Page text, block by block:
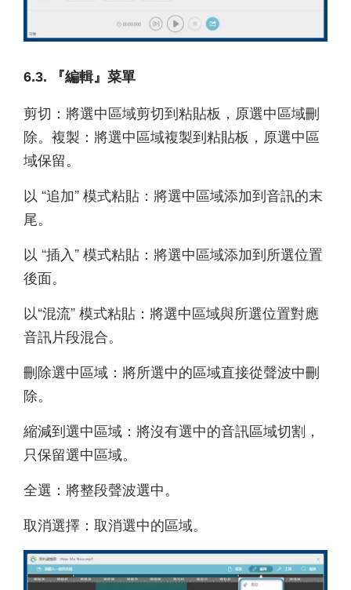
6.3. 『編輯』菜單
剪切：將選中區域剪切到粘貼板，原選中區域刪
除。複製：將選中區域複製到粘貼板，原選中區
域保留。
以 “追加” 模式粘貼：將選中區域添加到音訊的末
尾。
以 “插入” 模式粘貼：將選中區域添加到所選位置
後面。
以“混流” 模式粘貼：將選中區域與所選位置對應
音訊片段混合。
刪除選中區域：將所選中的區域直接從聲波中刪
除。
縮減到選中區域：將沒有選中的音訊區域切割，
只保留選中區域。
全選：將整段聲波選中。
取消選擇：取消選中的區域。